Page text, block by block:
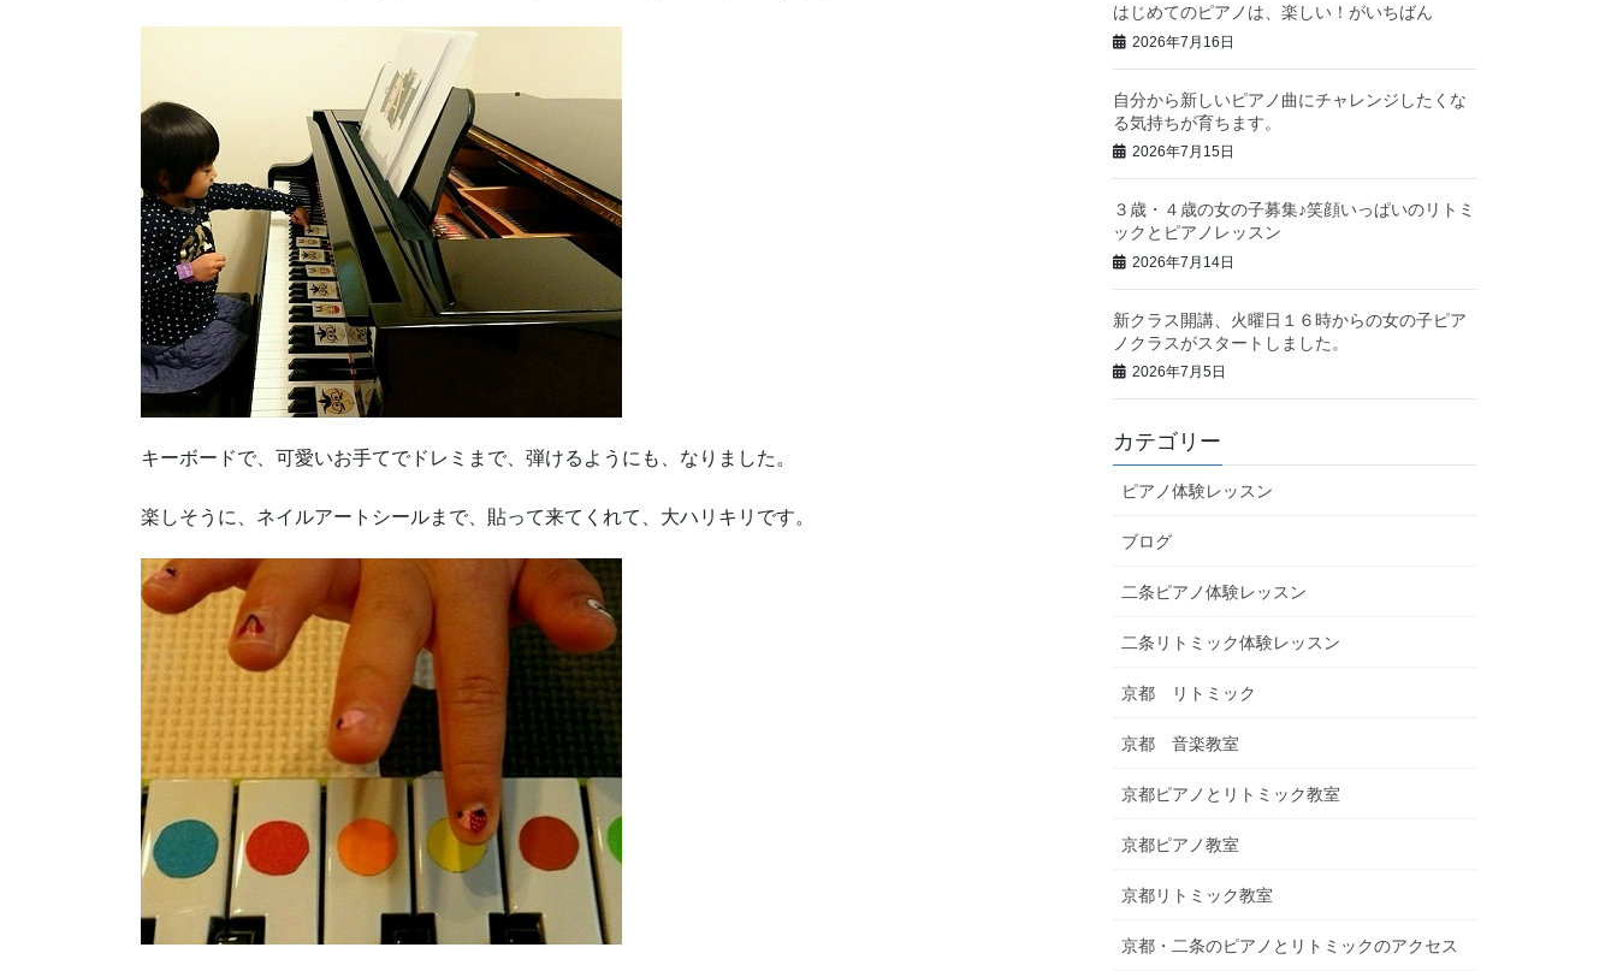
キーボードで、可愛いお手てでドレミまで、弾けるようにも、なりました。
楽しそうに、ネイルアートシールまで、貼って来てくれて、大ハリキリです。
はじめてのピアノは、楽しい！がいちばん
2026年7月16日
自分から新しいピアノ曲にチャレンジしたくな
る気持ちが育ちます。
2026年7月15日
３歳・４歳の女の子募集♪笑顔いっぱいのリトミ
ックとピアノレッスン
2026年7月14日
新クラス開講、火曜日１６時からの女の子ピア
ノクラスがスタートしました。
2026年7月5日
カテゴリー
ピアノ体験レッスン
ブログ
二条ピアノ体験レッスン
二条リトミック体験レッスン
京都 リトミック
京都 音楽教室
京都ピアノとリトミック教室
京都ピアノ教室
京都リトミック教室
京都・二条のピアノとリトミックのアクセス